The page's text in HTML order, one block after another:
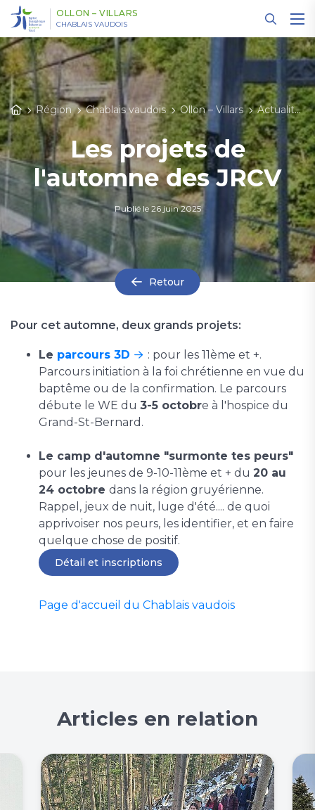
OLLON – VILLARS
CHABLAIS VAUDOIS
Région Chablais vaudois Ollon – Villars Actualités
Les projets de
l'automne des JRCV
Publié le26 juin 2025
Retour
Pour cet automne, deux grands projets:
Le parcours 3D
: pour les 11ème et +.
Parcours initiation à la foi chrétienne en vue du
baptême ou de la confirmation. Le parcours
débute le WE du 3-5 octobre à l'hospice du
Grand-St-Bernard.
Le camp d'automne "surmonte tes peurs"
pour les jeunes de 9-10-11ème et + du 20 au
24 octobre dans la région gruyérienne.
Rappel, jeux de nuit, luge d'été.... de quoi
apprivoiser nos peurs, les identifier, et en faire
quelque chose de positif.
Détail et inscriptions
Page d'accueil du Chablais vaudois
Articles en relation
Panneau de gestion des cookies